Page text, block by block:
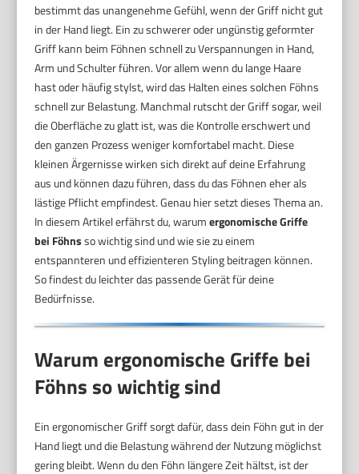
bestimmt das unangenehme Gefühl, wenn der Griff nicht gut
in der Hand liegt. Ein zu schwerer oder ungünstig geformter
Griff kann beim Föhnen schnell zu Verspannungen in Hand,
Arm und Schulter führen. Vor allem wenn du lange Haare
hast oder häufig stylst, wird das Halten eines solchen Föhns
schnell zur Belastung. Manchmal rutscht der Griff sogar, weil
die Oberfläche zu glatt ist, was die Kontrolle erschwert und
den ganzen Prozess weniger komfortabel macht. Diese
kleinen Ärgernisse wirken sich direkt auf deine Erfahrung
aus und können dazu führen, dass du das Föhnen eher als
lästige Pflicht empfindest. Genau hier setzt dieses Thema an.
In diesem Artikel erfährst du, warumergonomische Griffe
bei Föhnsso wichtig sind und wie sie zu einem
entspannteren und effizienteren Styling beitragen können.
So findest du leichter das passende Gerät für deine
Bedürfnisse.
Warum ergonomische Griffe bei
Föhns so wichtig sind
Ein ergonomischer Griff sorgt dafür, dass dein Föhn gut in der
Hand liegt und die Belastung während der Nutzung möglichst
gering bleibt. Wenn du den Föhn längere Zeit hältst, ist der